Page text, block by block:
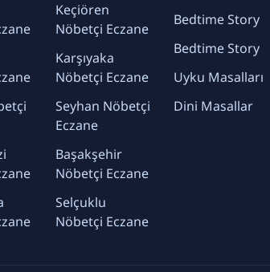
Keçiören
Nöbetçi Eczane
Karşıyaka
Nöbetçi Eczane
Seyhan Nöbetçi
Eczane
Başakşehir
Nöbetçi Eczane
Selçuklu
Nöbetçi Eczane
Bedtime Story
Bedtime Story
Uyku Masalları
Dini Masallar